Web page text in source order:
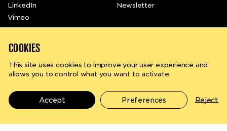
Search
Newsletter
LinkedIn
Vimeo
Terms and conditions Privacy policy
Manage cookies
©2026 Vidy - All rights reserved
Website by superhuit
COOKIES
This site uses cookies to improve your user experience and
allows you to control what you want to activate.
Accept Preferences Reject